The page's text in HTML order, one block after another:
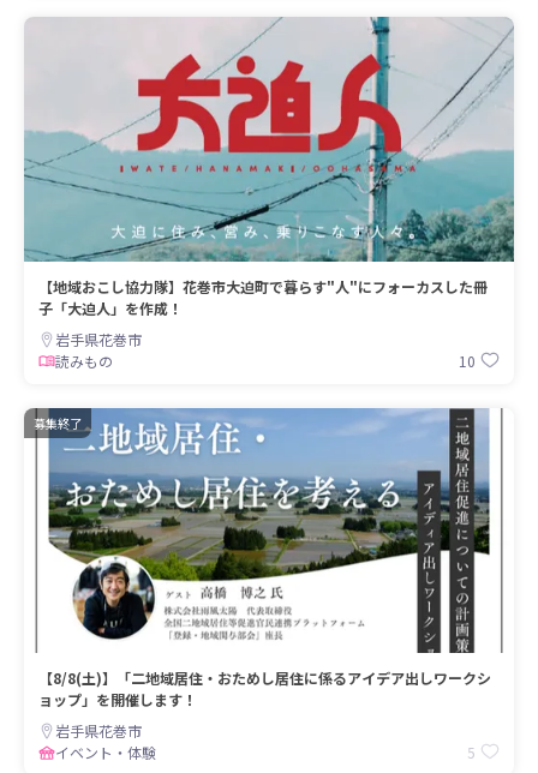
【地域おこし協力隊】花巻市大迫町で暮らす"人"にフォーカスした冊
子「大迫人」を作成！
岩手県花巻市
読みもの
10
募集終了
【8/8(土)】「二地域居住・おためし居住に係るアイデア出しワークシ
ョップ」を開催します！
岩手県花巻市
イベント・体験
5